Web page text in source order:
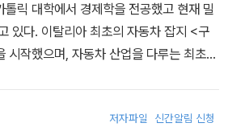
책임자로 일했다. 최근에는 멀티미디어
싱 100년Alfa Romeo: A Centry of Raci
며, 현재까지 이탈리아의 중요한 자동차
다.
릭 대학에서 경제학을 전공했고 현재 밀
있다. 이탈리아 최초의 자동차 잡지 <구
시작했으며, 자동차 산업을 다루는 최초의
주간을 맡았다. 현재 <겐테 모토리 스페
저자파일 신간알림 신청